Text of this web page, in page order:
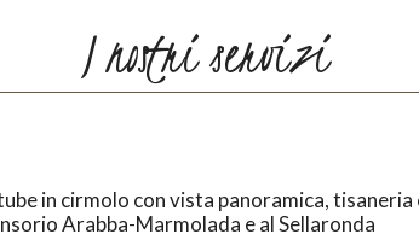
I nostri servizi
in cirmolo con vista panoramica,
Arabba-Marmolada e al Sellaronda